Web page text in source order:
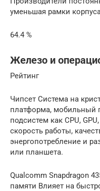
уменьшая рамки
64.4 %
Железо и
Рейтинг
Чипсет Система на
платформа, мобильный
подсистем как CPU,
скорость работы,
энергопотребление и
или планшета.
Qualcomm Snapdragon
памяти Влияет на